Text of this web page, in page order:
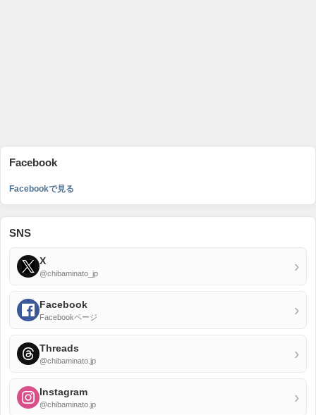
Facebook
Facebookで見る
SNS
X
@chibaminato_jp ›
Facebook
Facebookページ ›
Threads
@chibaminato.jp ›
Instagram
@chibaminato.jp ›